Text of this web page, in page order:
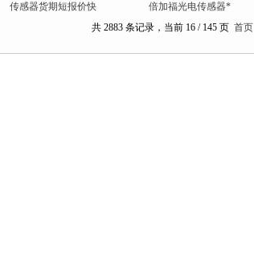
共 2883 条记录，当前 16 / 145 页 首页